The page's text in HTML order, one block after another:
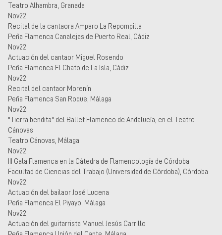
Teatro Alhambra, Granada
Nov22
Recital de la cantaora Amparo La Repompilla
Peña Flamenca Canalejas de Puerto Real, Cádiz
Nov22
Actuación del cantaor Miguel Rosendo
Peña Flamenca El Chato de La Isla, Cádiz
Nov22
Recital del cantaor Morenín
Peña Flamenca San Roque, Málaga
Nov22
"Tierra bendita" del Ballet Flamenco de Andalucía, en el Teatro
Cánovas
Teatro Cánovas, Málaga
Nov22
III Gala Flamenca en la Cátedra de Flamencología de Córdoba
Facultad de Ciencias del Trabajo (Universidad de Córdoba), Córdoba
Nov22
Actuación del bailaor José Lucena
Peña Flamenca El Piyayo, Málaga
Nov22
Actuación del guitarrista Manuel Jesús Carrillo